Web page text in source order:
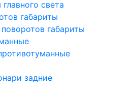
света
поворотов габариты
задние